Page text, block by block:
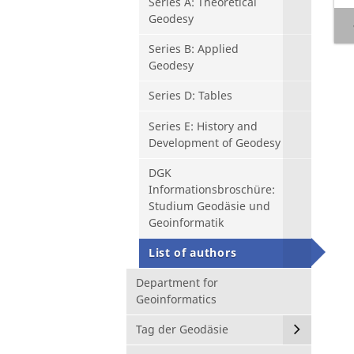
Geodesy
Series B: Applied
Geodesy
Series D: Tables
Series E: History and
Development of Geodesy
DGK
Informationsbroschüre:
Studium Geodäsie und
Geoinformatik
List of authors
Department for
Geoinformatics
Tag der Geodäsie